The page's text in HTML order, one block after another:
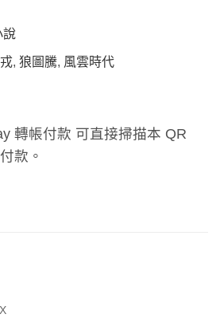
說
, 狼圖騰, 風雲時代
轉帳付款 可直接掃描本 QR
款。